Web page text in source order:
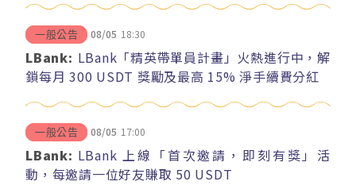
一般公告 08/05 18:30
LBank: LBank「精英帶單員計畫」火熱進行中，解
鎖每月 300 USDT 獎勵及最高 15% 淨手續費分紅
一般公告 08/05 17:00
LBank: LBank 上線「首次邀請，即刻有獎」活
動，每邀請一位好友賺取 50 USDT